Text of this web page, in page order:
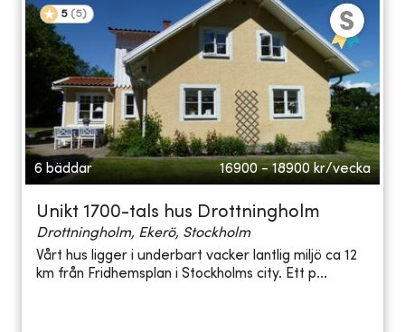
5 (5)
6 bäddar 16900 - 18900 kr/vecka
Unikt 1700-tals hus Drottningholm
Drottningholm, Ekerö, Stockholm
Vårt hus ligger i underbart vacker lantlig miljö ca 12
km från Fridhemsplan i Stockholms city. Ett p...